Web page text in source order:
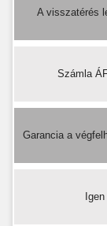
A visszatérés
Számla
Garancia a
Igen